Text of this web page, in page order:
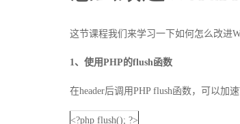
这节课程我们来学习一下如何怎么改进
1、使用PHP的flush函数
在header后调用PHP flush函数，可以加
<?php flush(); ?>